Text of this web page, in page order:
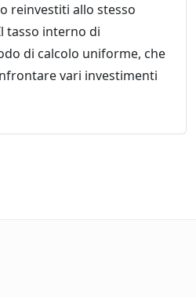
reinvestiti allo stesso
tasso interno di
di calcolo uniforme, che
vari investimenti